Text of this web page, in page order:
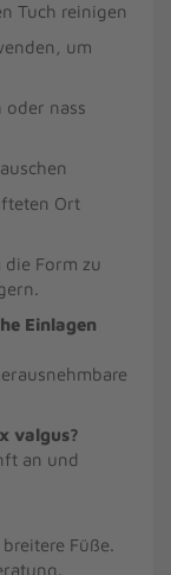
Tuch reinigen
um
oder nass
Ort
die Form zu
Einlagen
valgus?
an und
Füße.